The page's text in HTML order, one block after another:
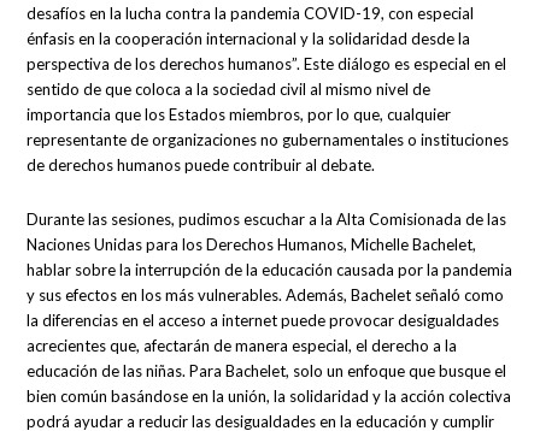
desafíos en la lucha contra la pandemia COVID-19, con especial
énfasis en la cooperación internacional y la solidaridad desde la
perspectiva de los derechos humanos”. Este diálogo es especial en el
sentido de que coloca a la sociedad civil al mismo nivel de
importancia que los Estados miembros, por lo que, cualquier
representante de organizaciones no gubernamentales o instituciones
de derechos humanos puede contribuir al debate.
Durante las sesiones, pudimos escuchar a la Alta Comisionada de las
Naciones Unidas para los Derechos Humanos, Michelle Bachelet,
hablar sobre la interrupción de la educación causada por la pandemia
y sus efectos en los más vulnerables. Además, Bachelet señaló como
la diferencias en el acceso a internet puede provocar desigualdades
acrecientes que, afectarán de manera especial, el derecho a la
educación de las niñas. Para Bachelet, solo un enfoque que busque el
bien común basándose en la unión, la solidaridad y la acción colectiva
podrá ayudar a reducir las desigualdades en la educación y cumplir